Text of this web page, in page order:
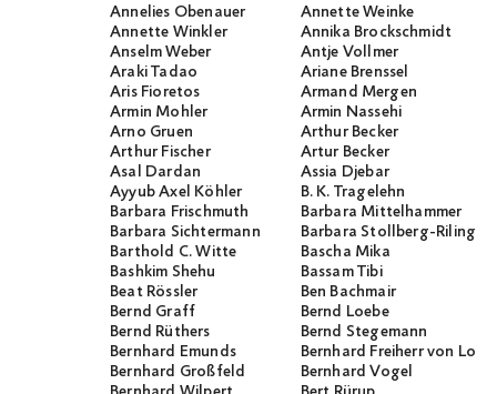
Annelies Obenauer
Annette Weinke
Annette Winkler
Annika Brockschmidt
Anselm Weber
Antje Vollmer
Araki Tadao
Ariane Brenssel
Aris Fioretos
Armand Mergen
Armin Mohler
Armin Nassehi
Arno Gruen
Arthur Becker
Arthur Fischer
Artur Becker
Asal Dardan
Assia Djebar
Ayyub Axel Köhler
B. K. Tragelehn
Barbara Frischmuth
Barbara Mittelhammer
Barbara Sichtermann
Barbara Stollberg-Rilinger
Barthold C. Witte
Bascha Mika
Bashkim Shehu
Bassam Tibi
Beat Rössler
Ben Bachmair
Bernd Graff
Bernd Loebe
Bernd Rüthers
Bernd Stegemann
Bernhard Emunds
Bernhard Freiherr von
Bernhard Großfeld
Bernhard Vogel